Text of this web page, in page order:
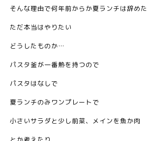
そんな理由で何年前からか夏ランチは辞めた
ただ本当はやりたい
どうしたものか…
パスタ釜が一番熱を持つので
パスタはなしで
夏ランチのみワンプレートで
小さいサラダと少し前菜、メインを魚か肉